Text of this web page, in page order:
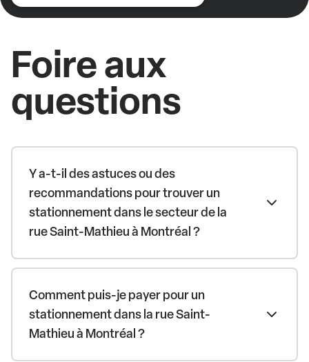
Foire aux
questions
Y a-t-il des astuces ou des
recommandations pour trouver un
stationnement dans le secteur de la
rue Saint-Mathieu à Montréal ?
Comment puis-je payer pour un
stationnement dans la rue Saint-
Mathieu à Montréal ?